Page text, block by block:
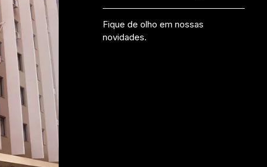
Fique de olho em nossas
novidades.